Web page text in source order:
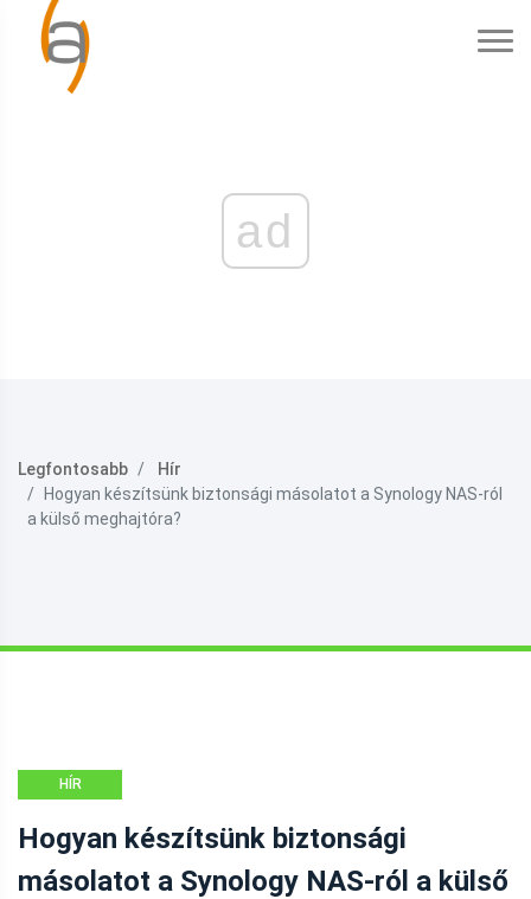
ad
Legfontosabb
Hír
Hogyan készítsünk biztonsági másolatot a Synology NAS-ról
a külső meghajtóra?
HÍR
Hogyan készítsünk biztonsági
másolatot a Synology NAS-ról a külső